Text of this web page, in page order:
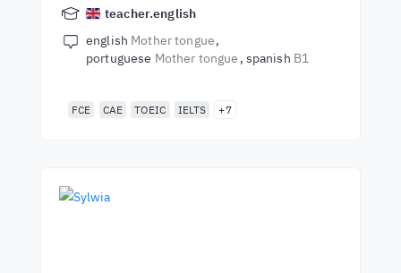
teacher.english
english Mother tongue
portuguese Mother tongue spanish B1
FCE CAE TOEIC IELTS +7